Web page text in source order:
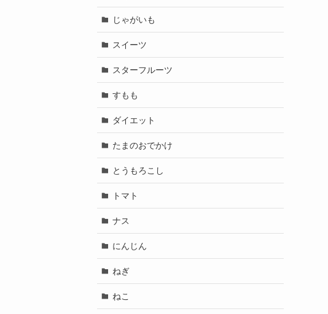
じゃがいも
スイーツ
スターフルーツ
すもも
ダイエット
たまのおでかけ
とうもろこし
トマト
ナス
にんじん
ねぎ
ねこ